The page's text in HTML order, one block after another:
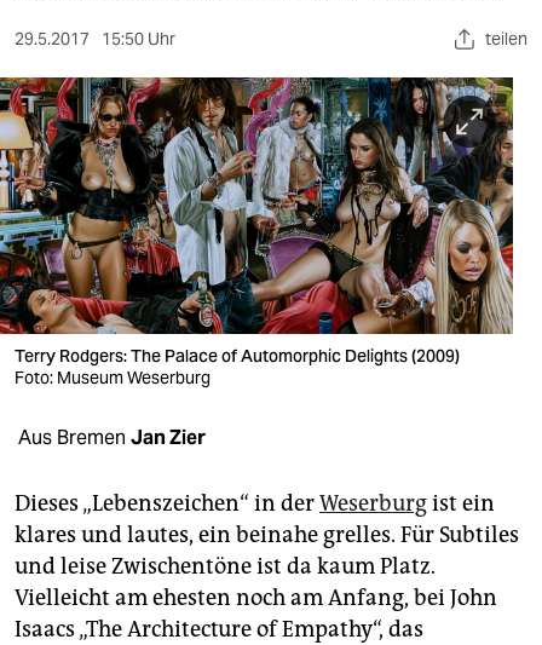
sport
berlin
nord
wahrheit
verlag
verlag
veranstaltungen
fragen & hilfe
unterstützen
abo
29.5.2017 15:50 Uhr teilen
Terry Rodgers: The Palace of Automorphic Delights (2009)
Foto: Museum Weserburg
Aus Bremen Jan Zier
Dieses „Lebenszeichen“ in derWeserburgist ein
klares und lautes, ein beinahe grelles. Für Subtiles
und leise Zwischentöne ist da kaum Platz.
Vielleicht am ehesten noch am Anfang, bei John
Isaacs „The Architecture of Empathy“, das